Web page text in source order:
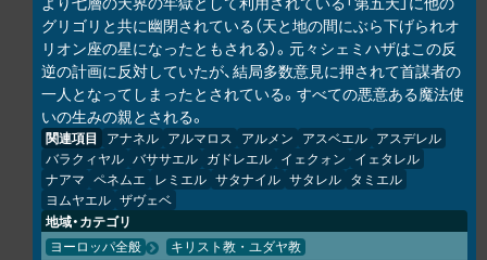
グリゴリと共に幽閉されている（天と地の間にぶら下げられオ
リオン座の星になったともされる）。元々シェミハザはこの反
逆の計画に反対していたが、結局多数意見に押されて首謀者の
一人となってしまったとされている。すべての悪意ある魔法使
いの生みの親とされる。
関連項目 アナネル アルマロス アルメン アスベエル アスデレル
バラクィヤル バササエル ガドレエル イェクォン イェタレル
ナアマ ペネムエ レミエル サタナイル サタレル タミエル
ヨムヤエル ザヴェベ
地域・カテゴリ
ヨーロッパ全般 キリスト教・ユダヤ教